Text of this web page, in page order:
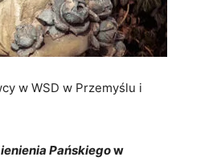
w WSD w Przemyślu i
Pańskiegow